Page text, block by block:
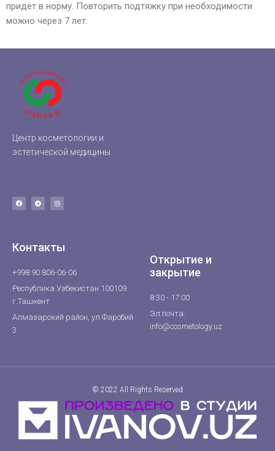
придет в норму. Повторить подтяжку при необходимости
можно через 7 лет.
Центр косметологии и
эстетической медицины
Контакты
+998 90 806-06-06
Республика Узбекистан 100109
г.Ташкент
Алмазарский район, ул.Фаробий
3
Открытие и
закрытие
8:30 - 17:00
Эл.почта:
info@cosmetology.uz
© 2022 All Rights Reserved